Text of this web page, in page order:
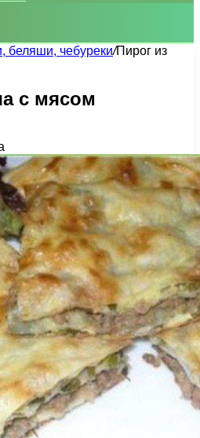
беляши, чебуреки/Пирог из
с мясом